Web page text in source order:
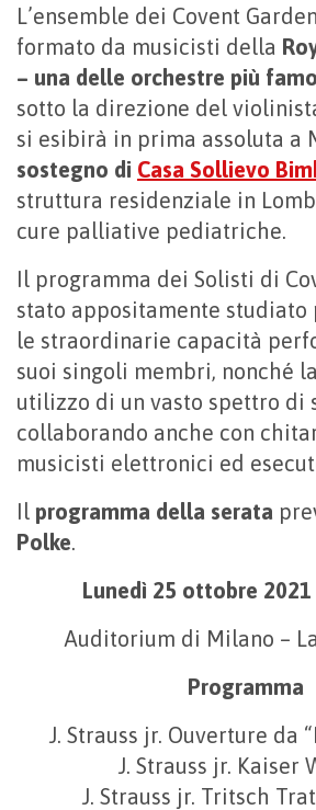
L’ensemble dei Covent
formato da musicisti della
– una delle orchestre più
sotto la direzione del
si esibirà in prima assoluta a
sostegno di Casa Sollievo
struttura residenziale in
cure palliative pediatriche.
Il programma dei Solisti di
stato appositamente studiato
le straordinarie capacità
suoi singoli membri, nonché
utilizzo di un vasto spettro di
collaborando anche con
musicisti elettronici ed
Il programma della serata
Polke.
Lunedì 25 ottobre
Auditorium di Milano –
Programma
J. Strauss jr. Ouverture da
J. Strauss jr. Kaiser
J. Strauss jr. Tritsch